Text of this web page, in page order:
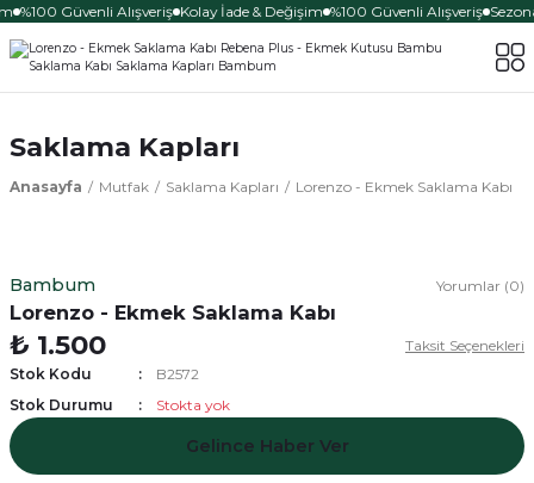
%100 Güvenli Alışveriş Kolay İade & Değişim %100 Güvenli Alışveriş
Saklama Kapları
Anasayfa Mutfak Saklama Kapları Lorenzo - Ekmek Saklama Kabı
Bambum Yorumlar (0)
Lorenzo - Ekmek Saklama Kabı
₺ 1.500
Taksit Seçenekleri
Stok Kodu
B2572
Stok Durumu
Stokta yok
Gelince Haber Ver